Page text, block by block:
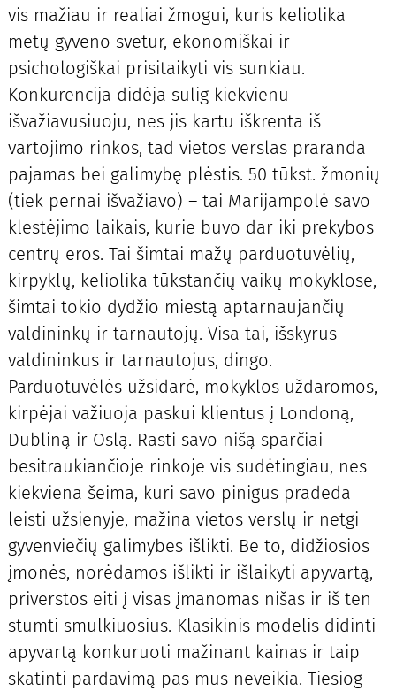
vis mažiau ir realiai žmogui, kuris keliolika
metų gyveno svetur, ekonomiškai ir
psichologiškai prisitaikyti vis sunkiau.
Konkurencija didėja sulig kiekvienu
išvažiavusiuoju, nes jis kartu iškrenta iš
vartojimo rinkos, tad vietos verslas praranda
pajamas bei galimybę plėstis. 50 tūkst. žmonių
(tiek pernai išvažiavo) – tai Marijampolė savo
klestėjimo laikais, kurie buvo dar iki prekybos
centrų eros. Tai šimtai mažų parduotuvėlių,
kirpyklų, keliolika tūkstančių vaikų mokyklose,
šimtai tokio dydžio miestą aptarnaujančių
valdininkų ir tarnautojų. Visa tai, išskyrus
valdininkus ir tarnautojus, dingo.
Parduotuvėlės užsidarė, mokyklos uždaromos,
kirpėjai važiuoja paskui klientus į Londoną,
Dubliną ir Oslą. Rasti savo nišą sparčiai
besitraukiančioje rinkoje vis sudėtingiau, nes
kiekviena šeima, kuri savo pinigus pradeda
leisti užsienyje, mažina vietos verslų ir netgi
gyvenviečių galimybes išlikti. Be to, didžiosios
įmonės, norėdamos išlikti ir išlaikyti apyvartą,
priverstos eiti į visas įmanomas nišas ir iš ten
stumti smulkiuosius. Klasikinis modelis didinti
apyvartą konkuruoti mažinant kainas ir taip
skatinti pardavimą pas mus neveikia. Tiesiog